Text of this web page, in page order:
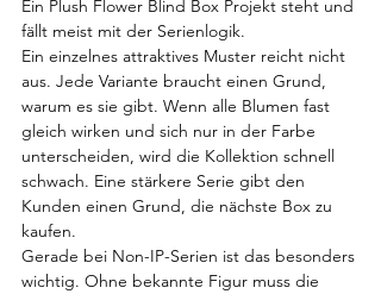
Ein Plush Flower Blind Box Projekt steht und
fällt meist mit der Serienlogik.
Ein einzelnes attraktives Muster reicht nicht
aus. Jede Variante braucht einen Grund,
warum es sie gibt. Wenn alle Blumen fast
gleich wirken und sich nur in der Farbe
unterscheiden, wird die Kollektion schnell
schwach. Eine stärkere Serie gibt den
Kunden einen Grund, die nächste Box zu
kaufen.
Gerade bei Non-IP-Serien ist das besonders
wichtig. Ohne bekannte Figur muss die